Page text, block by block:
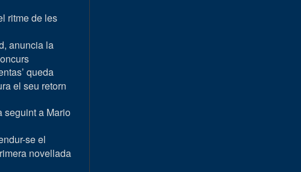
ritme de les
anuncia la
queda
el seu retorn
seguint a Mario
se el
novellada